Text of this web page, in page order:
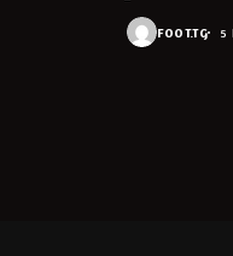
FOOT.TG 5